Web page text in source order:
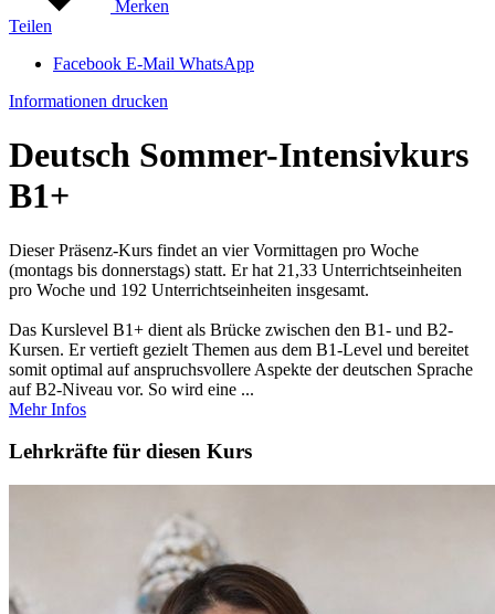
Merken
Teilen
Facebook E-Mail WhatsApp
Informationen drucken
Deutsch Sommer-Intensivkurs
B1+
Dieser Präsenz-Kurs findet an vier Vormittagen pro Woche
(montags bis donnerstags) statt. Er hat 21,33 Unterrichtseinheiten
pro Woche und 192 Unterrichtseinheiten insgesamt.
Das Kurslevel B1+ dient als Brücke zwischen den B1- und B2-
Kursen. Er vertieft gezielt Themen aus dem B1-Level und bereitet
somit optimal auf anspruchsvollere Aspekte der deutschen Sprache
auf B2-Niveau vor. So wird eine ...
Mehr Infos
Lehrkräfte für diesen Kurs